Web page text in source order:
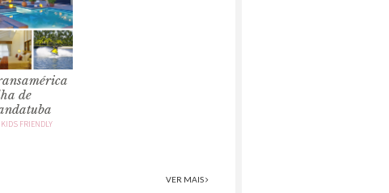
de
FRIENDLY
VER MAIS